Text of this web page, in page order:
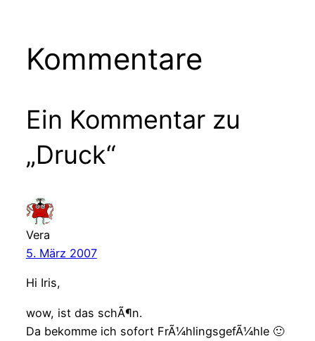
Kommentare
Ein Kommentar zu
„Druck“
Vera
5. März 2007
Hi Iris,
wow, ist das schÃ¶n.
Da bekomme ich sofort FrÃ¼hlingsgefÃ¼hle 🙂